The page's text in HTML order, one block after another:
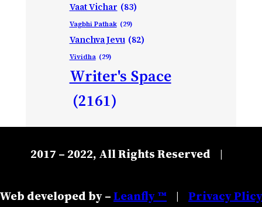
Vaat Vichar (83)
Vagbhi Pathak (29)
Vanchva Jevu (82)
Vividha (29)
Writer's Space
(2161)
2017 – 2022, All Rights Reserved |
Web developed by –Leanfly ™ | Privacy Plicy